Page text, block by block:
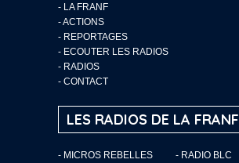
- LA FRANF
-ACTIONS
- REPORTAGES
- ECOUTER LES RADIOS
- RADIOS
- CONTACT
LES RADIOS DE LA FRANF
- MICROS REBELLES
- RADIO BLC